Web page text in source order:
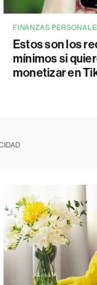
FINANZAS
Estos son los
mínimos si
monetizar en